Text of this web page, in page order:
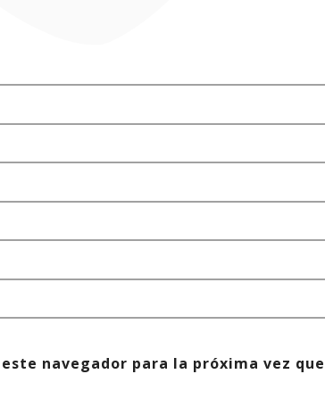
navegador para la próxima vez que